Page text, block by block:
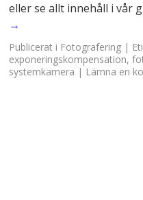
eller se allt innehåll i vår
→
Publicerat i Fotografering |
exponeringskompensation,
systemkamera | Lämna en